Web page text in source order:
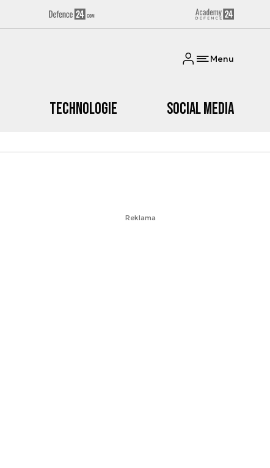
Menu
Technologie Social media
Reklama